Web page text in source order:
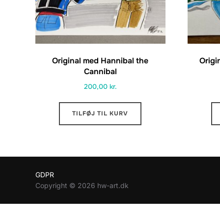
Original med Hannibal the
Cannibal
200,00 kr.
TILFØJ TIL KURV
GDPR
Copyright © 2026 hw-art.dk